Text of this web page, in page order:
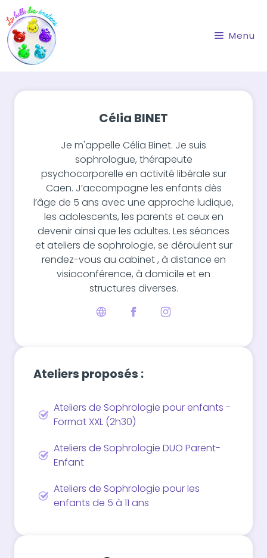
au
contenu
Menu
Célia BINET
Je m'appelle Célia Binet. Je suis
sophrologue, thérapeute
psychocorporelle en activité libérale sur
Caen. J’accompagne les enfants dès
l’âge de 5 ans avec une approche ludique,
les adolescents, les parents et ceux en
devenir ainsi que les adultes. Les séances
et ateliers de sophrologie, se déroulent sur
rendez-vous au cabinet , à distance en
visioconférence, à domicile et en
structures diverses.
Ateliers proposés :
Ateliers de Sophrologie pour enfants -
Format XXL (2h30)
Ateliers de Sophrologie DUO Parent-
Enfant
Ateliers de Sophrologie pour les
enfants de 5 à 11 ans